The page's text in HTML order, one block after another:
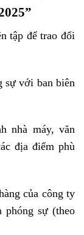
tập để trao đổi
sự với ban biên
nhà máy, văn
địa điểm phù
của công ty
phóng sự (theo